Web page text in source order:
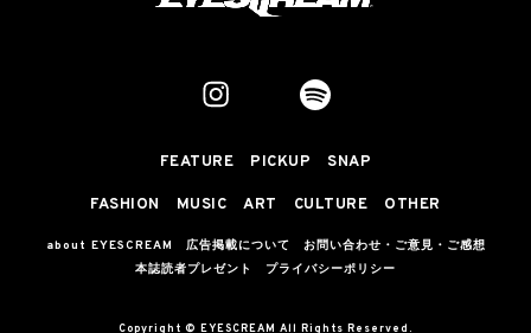
FEATURE PICKUP SNAP
FASHION MUSIC ART CULTURE OTHER
about EYESCREAM 広告掲載について
お問い合わせ・ご意見・ご感想
本誌読者プレゼント
プライバシーポリシー
Copyright © EYESCREAM All Rights Reserved.